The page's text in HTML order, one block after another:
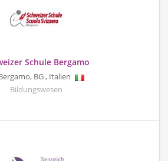
Schule Bergamo
, BG, Italien
Bildungswesen